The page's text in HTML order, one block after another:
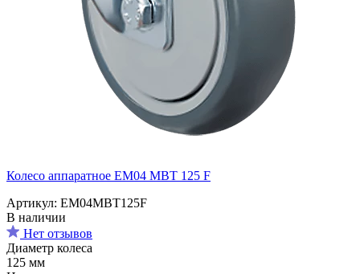
Колесо аппаратное EM04 MBT 125 F
Артикул: EM04MBT125F
В наличии
Нет отзывов
Диаметр колеса
125 мм